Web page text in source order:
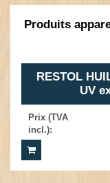
Produits
RESTOL
UV
Prix (TVA
incl.):